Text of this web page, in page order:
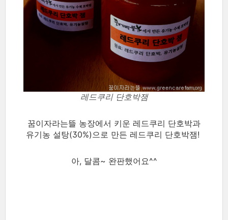
레드쿠리 단호박잼
꿈이자라는뜰 농장에서 키운 레드쿠리 단호박과
유기농 설탕(30%)으로 만든 레드쿠리 단호박잼!
아, 달콤~ 완판했어요^^